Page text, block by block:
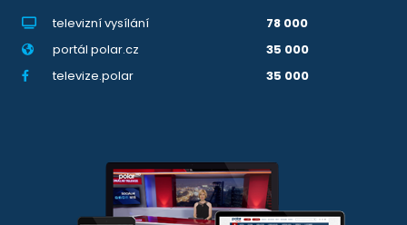
televizní vysílání
78 000
portál polar.cz
35 000
televize.polar
35 000